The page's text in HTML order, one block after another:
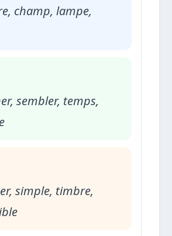
champ, lampe,
sembler, temps,
simple, timbre,